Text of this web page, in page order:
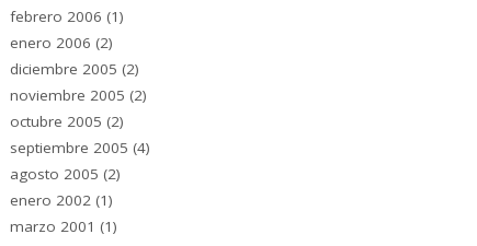
febrero 2006 (1)
enero 2006 (2)
diciembre 2005 (2)
noviembre 2005 (2)
octubre 2005 (2)
septiembre 2005 (4)
agosto 2005 (2)
enero 2002 (1)
marzo 2001 (1)